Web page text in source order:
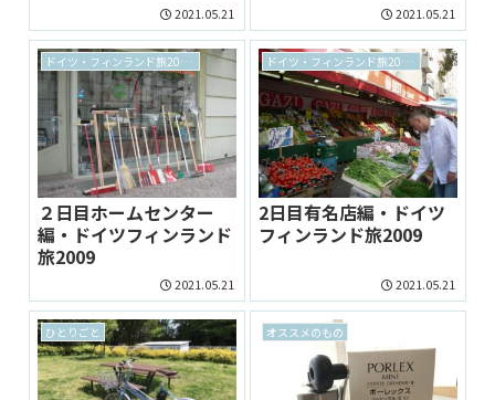
2021.05.21 2021.05.21
ドイツ・フィンランド旅2009 archive
２日目ホームセンター
編・ドイツフィンランド
旅2009
2021.05.21
ドイツ・フィンランド旅2009 archive
2日目有名店編・ドイツ
フィンランド旅2009
2021.05.21
ひとりごと オススメのもの